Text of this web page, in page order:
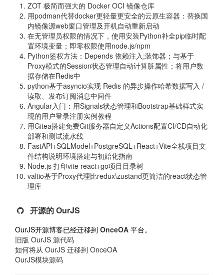
ZOT 极简而强大的 Docker OCI 镜像仓库
用podman代替docker更轻量更安全的云原生容器：替换国
内镜像源web窗口管理及开机自动重新启动
在无管理员权限的情况下，使用安装Python补全pip临时配
置环境变量；即零权限使用node.js/npm
Python鉴权方法：Depends 依赖注入;装饰器；与基于
Proxy模式的Session状态管理自动计算脏属性；将用户数
据存储在Redis中
python基于asyncio实现 Redis 的异步操作哈希数据写入 /
读取、发布订阅消息中间件
Angular入门：用Signals状态管理和Bootstrap基础样式实
现的用户登录注册实例教程
用Gitea搭建免费Git服务器自定义Actions配置CI/CD自动化
部署和测试流水线
FastAPI+SQLModel+PostgreSQL+React+Vite全栈项目文
件结构说明环境搭建与初始化指南
Node.js 打印vite react+go项目目录树
valtio基于Proxy代理比redux\zustand更简洁的react状态管
理库
开源的 OurJS
OurJS开源博客已经迁移到 OnceOA 平台。
旧版 OurJS 源代码
如何将从 OurJS 迁移到 OnceOA
OurJS模块源码